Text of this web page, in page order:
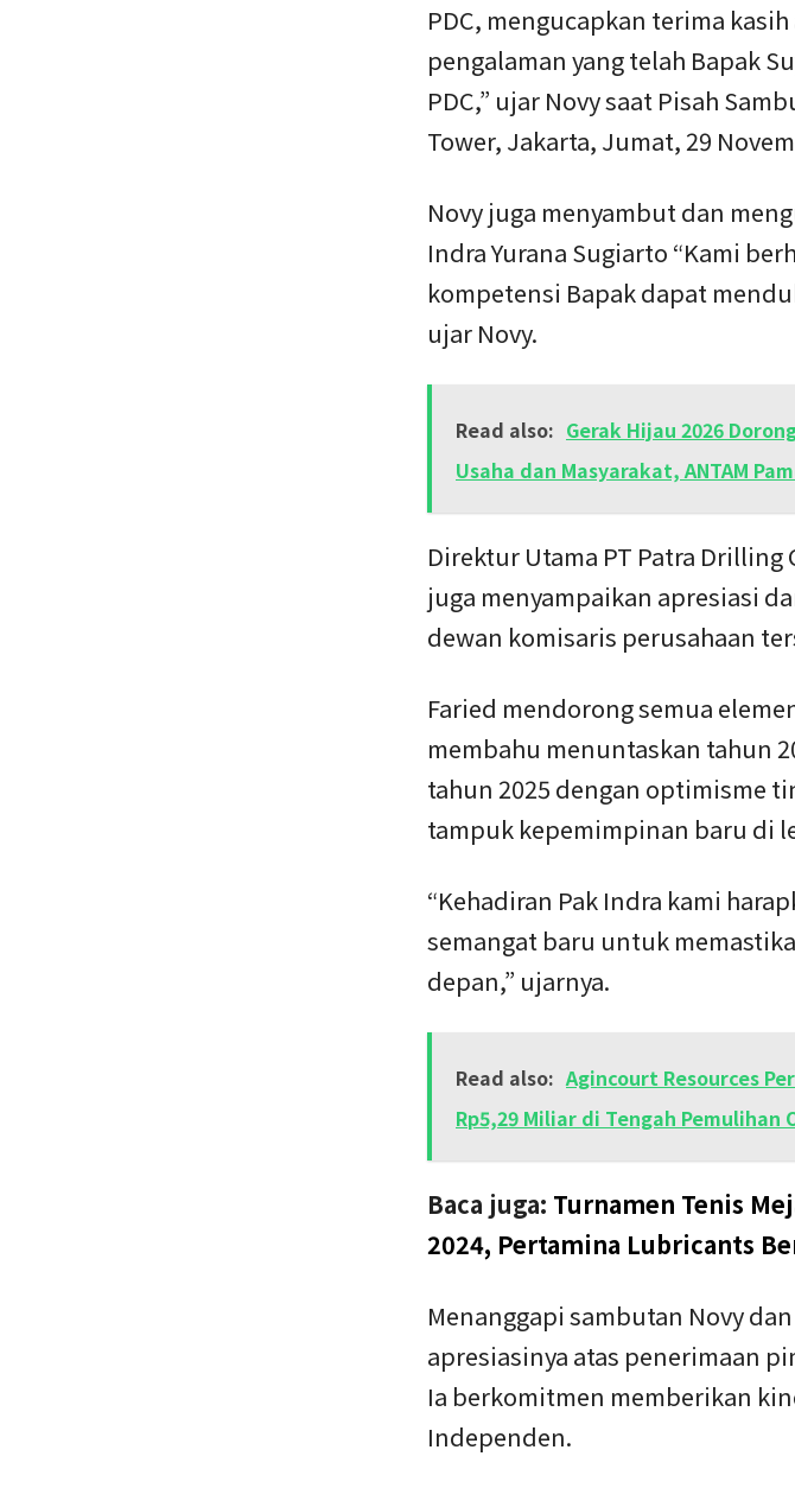
PDC, mengucapkan terima
pengalaman yang telah Bapak
PDC,” ujar Novy saat Pisah
Tower, Jakarta, Jumat, 29
Novy juga menyambut dan
Indra Yurana Sugiarto “Kami
kompetensi Bapak dapat
ujar Novy.
Read also: Gerak Hijau 2026
Usaha dan Masyarakat, ANTAM
Direktur Utama PT Patra
juga menyampaikan apresiasi
dewan komisaris perusahaan
Faried mendorong semua
membahu menuntaskan tahun
tahun 2025 dengan optimisme
tampuk kepemimpinan baru di
“Kehadiran Pak Indra kami
semangat baru untuk
depan,” ujarnya.
Read also: Agincourt Resources
Rp5,29 Miliar di Tengah Pemulihan
Baca juga: Turnamen Tenis
2024, Pertamina Lubricants
Menanggapi sambutan Novy
apresiasinya atas penerimaan
Ia berkomitmen memberikan
Independen.